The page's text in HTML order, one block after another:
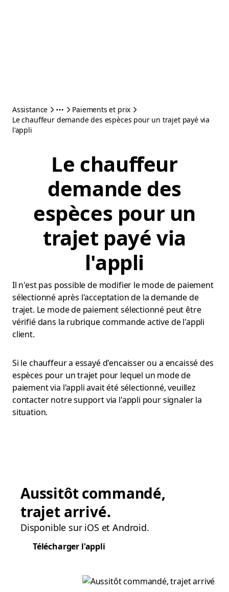
Assistance
Paiements et prix
Le chauffeur demande des espèces pour un trajet payé via
l'appli
Le chauffeur
demande des
espèces pour un
trajet payé via
l'appli
Il n'est pas possible de modifier le mode de paiement
sélectionné après l'acceptation de la demande de
trajet. Le mode de paiement sélectionné peut être
vérifié dans la rubrique commande active de l'appli
client.
Si le chauffeur a essayé d'encaisser ou a encaissé des
espèces pour un trajet pour lequel un mode de
paiement via l'appli avait été sélectionné, veuillez
contacter notre support via l'appli pour signaler la
situation.
Aussitôt commandé,
trajet arrivé.
Disponible sur iOS et Android.
Télécharger l'appli